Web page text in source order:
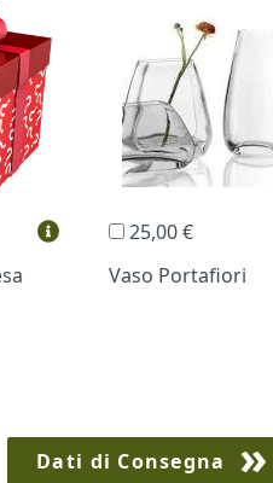
25,00 €
Vaso Portafiori
Dati di Consegna